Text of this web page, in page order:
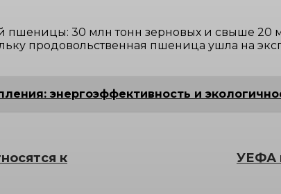
пшеницы: 30 млн тонн зерновых и свыше 20
продовольственная пшеница ушла на
энергоэффективность и
к
УЕФА